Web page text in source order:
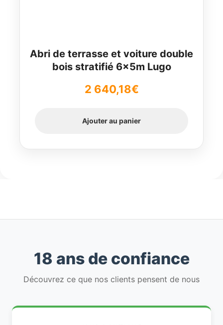
Abri de terrasse et voiture double
bois stratifié 6x5m Lugo
2 640,18€
Ajouter au panier
18 ans de confiance
Découvrez ce que nos clients pensent de nous